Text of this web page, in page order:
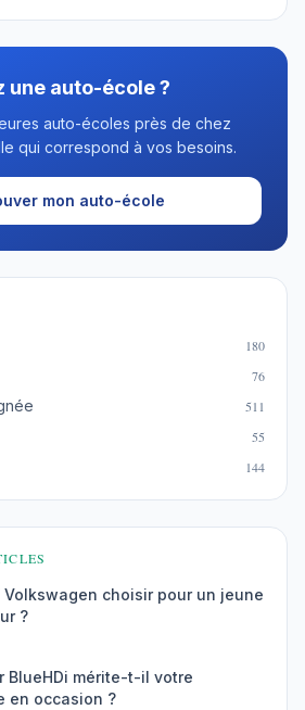
une auto-école ?
auto-écoles près de chez
qui correspond à vos besoins.
mon auto-école
180
76
511
55
144
Volkswagen choisir pour un jeune
?
BlueHDi mérite-t-il votre
en occasion ?